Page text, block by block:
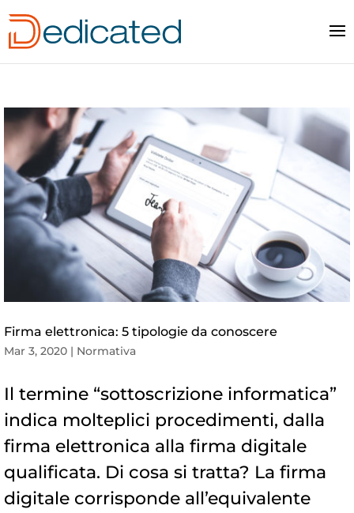
Firma elettronica: 5 tipologie da conoscere
Mar 3, 2020 | Normativa
Il termine “sottoscrizione informatica”
indica molteplici procedimenti, dalla
firma elettronica alla firma digitale
qualificata. Di cosa si tratta? La firma
digitale corrisponde all’equivalente